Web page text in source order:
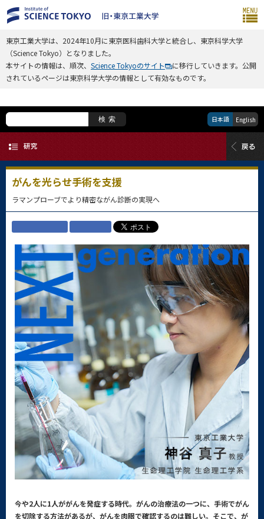
東京工業大学は、2024年10月に東京医科歯科大学と統合し、東京科学大学
（Science Tokyo）となりました。
本サイトの情報は、順次、 Science Tokyoのサイト
に移行していきます。公開
されているページは東京科学大学の情報として有効なものです。
検索 日本語 English
がんを光らせ手術を支援
ラマンプローブでより精密ながん診断の実現へ
今や2人に1人ががんを発症する時代。がんの治療法の一つに、手術でがん
を切除する方法があるが、がんを肉眼で確認するのは難しい。そこで、が